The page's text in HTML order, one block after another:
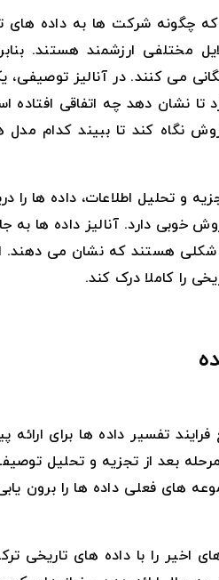
چگونه شرکت ها به داده های
مختلفی ارزشمند هستند.
می کنند. در آنالیز
تا نشان دهد چه اتفاقی
نگاه کند تا ببیند کدام مدل
و تحلیل اطلاعات، داده ها
خوبی دارد. آنالیز داده ها به
شکلی هستند که نشان می دهند.
را کاملا درک کند.
فرایند تفسیر داده ها برای
بعد از تجزیه و تحلیل
های فعلی داده ها را برون
را با داده های تاریخی